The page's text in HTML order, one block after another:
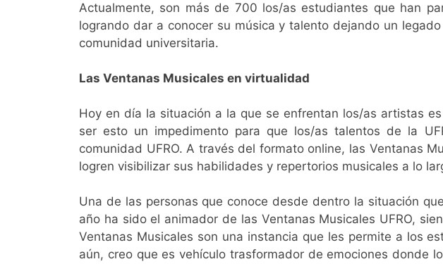
Actualmente, son más de 700 los/as estudiantes que han
logrando dar a conocer su música y talento dejando un
comunidad universitaria.
Las Ventanas Musicales en virtualidad
Hoy en día la situación a la que se enfrentan los/as artistas
ser esto un impedimento para que los/as talentos de la
comunidad UFRO. A través del formato online, las Ventanas
logren visibilizar sus habilidades y repertorios musicales a lo
Una de las personas que conoce desde dentro la situación
año ha sido el animador de las Ventanas Musicales UFRO,
Ventanas Musicales son una instancia que les permite a los
aún, creo que es vehículo trasformador de emociones donde